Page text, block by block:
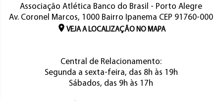
Associação Atlética Banco do Brasil - Porto Alegre
Av. Coronel Marcos, 1000 Bairro Ipanema CEP 91760-000
VEJA A LOCALIZAÇÃO NO MAPA
Central de Relacionamento:
Segunda a sexta-feira, das 8h às 19h
Sábados, das 9h às 17h